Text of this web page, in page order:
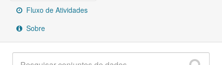
SobreFluxo de Atividades
Sobre